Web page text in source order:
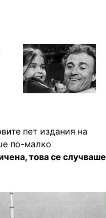
пет издания на
по-малко
това се случваше